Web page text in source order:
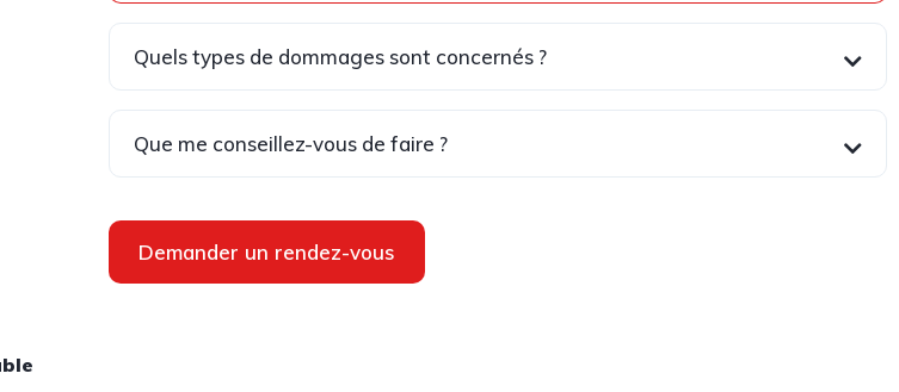
Quels types de dommages sont concernés ?
Que me conseillez-vous de faire ?
Demander un rendez-vous